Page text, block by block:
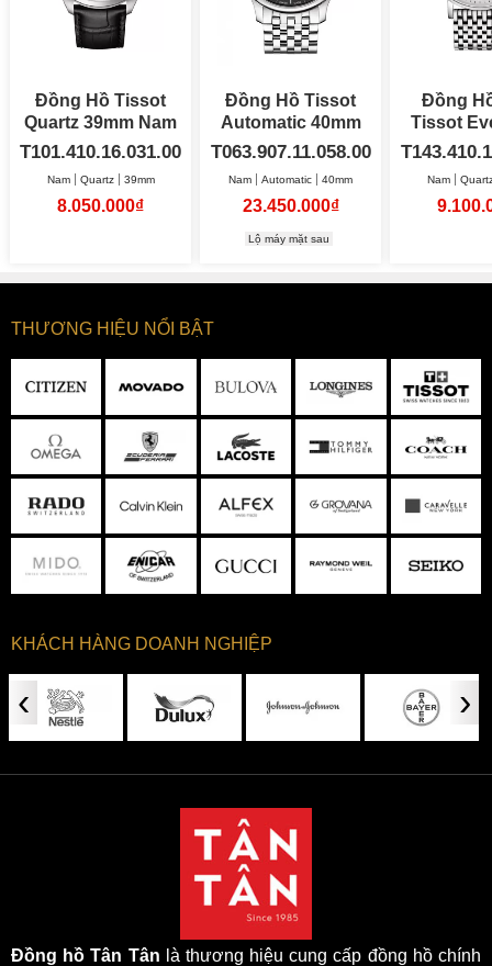
Đồng Hồ Tissot
Quartz 39mm Nam
T101.410.16.031.00
Nam Quartz 39mm
8.050.000₫
Đồng Hồ Tissot
Automatic 40mm
Nam
T063.907.11.058.00
Nam Automatic 40mm
23.450.000₫
Lộ máy mặt sau
Đồng
Tissot
Nam
THƯƠNG HIỆU NỔI BẬT
KHÁCH HÀNG DOANH NGHIỆP
‹ ›
Đồng hồ Tân Tân là thương hiệu cung cấp đồng hồ chính